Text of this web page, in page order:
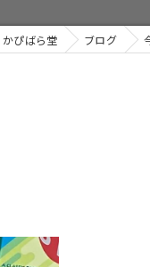
ぴばら堂 ブログ